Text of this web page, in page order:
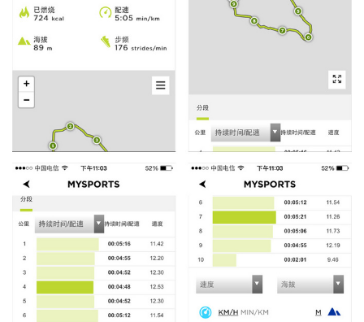
练
视
频
用
户
精
选
运
动
集